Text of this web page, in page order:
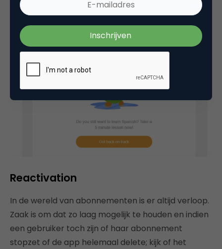
Reactivation
In de wereld van abonnementen is er altijd verloop.
Zaak is om dat zo laag mogelijk te houden en indien
een gebruiker toch zijn of haar abonnement
stopzet of de app helemaal delete; kijk of het